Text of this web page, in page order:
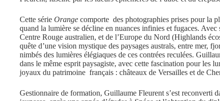
Cette série Orange comporte des photographies prises pour la
quand la lumière se décline en nuances infinies et fugaces. Avec
Centre Rouge australien, et de l’Europe du Nord (Highlands
quête d’une vision mystique des paysages australs, entre mer,
nimbés des lumières élégiaques de ces contrées reculées.
dans le même esprit paysagiste, avec cette fascination pour les
joyaux du patrimoine français : châteaux de Versailles et de
Gestionnaire de formation, Guillaume Fleurent s’est reconverti